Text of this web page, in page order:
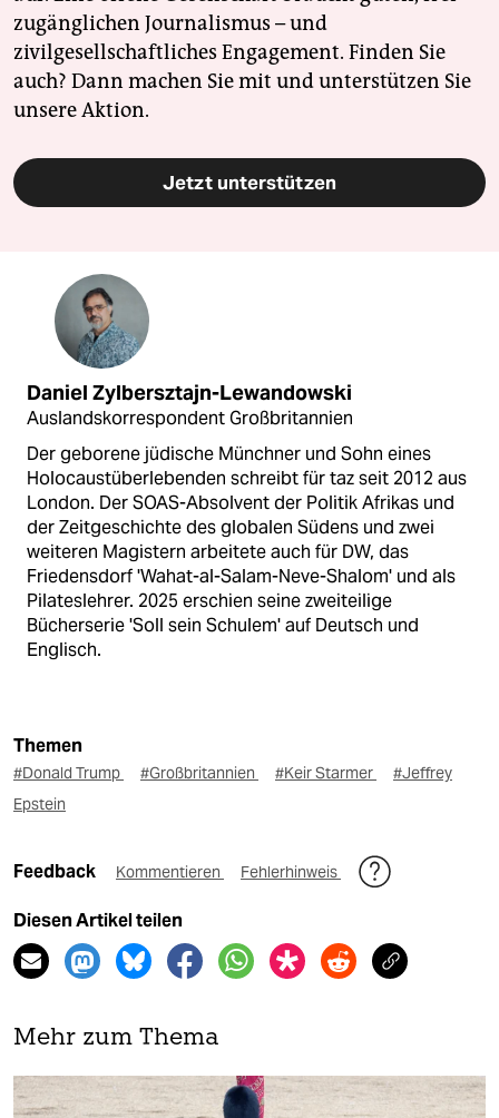
zugänglichen Journalismus – und
zivilgesellschaftliches Engagement. Finden Sie
auch? Dann machen Sie mit und unterstützen Sie
unsere Aktion.
Jetzt unterstützen
Daniel Zylbersztajn-Lewandowski
Auslandskorrespondent Großbritannien
Der geborene jüdische Münchner und Sohn eines
Holocaustüberlebenden schreibt für taz seit 2012 aus
London. Der SOAS-Absolvent der Politik Afrikas und
der Zeitgeschichte des globalen Südens und zwei
weiteren Magistern arbeitete auch für DW, das
Friedensdorf 'Wahat-al-Salam-Neve-Shalom' und als
Pilateslehrer. 2025 erschien seine zweiteilige
Bücherserie 'Soll sein Schulem' auf Deutsch und
Englisch.
Themen
#Donald Trump #Großbritannien #Keir Starmer
#Jeffrey
Epstein
Feedback Kommentieren Fehlerhinweis
Diesen Artikel teilen
Mehr zum Thema